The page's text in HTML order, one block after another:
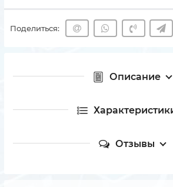
Поделиться:
Описание
Отзывы